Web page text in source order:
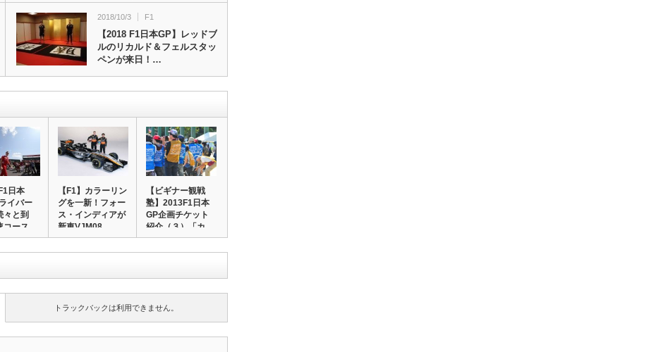
2018/10/3 F1
【2018 F1日本GP】レッドブ
ルのリカルド＆フェルスタッ
ペンが来日！…
日本
イバー
々と到
コース
【F1】カラーリン
グを一新！フォー
ス・インディアが
新車VJM08…
【ビギナー観戦
塾】2013F1日本
GP企画チケット
紹介（３）「カ…
トラックバックは利用できません。